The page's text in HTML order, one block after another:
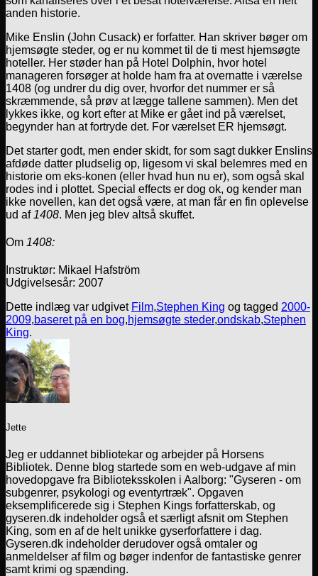
anden historie.
Mike Enslin (John Cusack) er forfatter. Han skriver bøger om
hjemsøgte steder, og er nu kommet til de ti mest hjemsøgte
hoteller. Her støder han på Hotel Dolphin, hvor hotel
manageren forsøger at holde ham fra at overnatte i værelse
1408 (og undrer du dig over, hvorfor det nummer er så
skræmmende, så prøv at lægge tallene sammen). Men det
lykkes ikke, og kort efter at Mike er gået ind på værelset,
begynder han at fortryde det. For værelset ER hjemsøgt.
Det starter godt, men ender skidt, for som sagt dukker Enslins
afdøde datter pludselig op, ligesom vi skal belemres med en
historie om eks-konen (eller hvad hun nu er), som også skal
rodes ind i plottet. Special effects er dog ok, og kender man
ikke novellen, kan det også være, at man får en fin oplevelse
ud af 1408. Men jeg blev altså skuffet.
Om 1408:
Instruktør: Mikael Hafström
Udgivelsesår: 2007
Dette indlæg var udgivet Film,Stephen King og tagged 2000-
2009,baseret på en bog,hjemsøgte steder,ondskab,Stephen
King.
Jette
Jeg er uddannet bibliotekar og arbejder på Horsens
Bibliotek. Denne blog startede som en web-udgave af min
hovedopgave fra Biblioteksskolen i Aalborg: "Gyseren - om
subgenrer, psykologi og eventyrtræk". Opgaven
eksemplificerede sig i Stephen Kings forfatterskab, og
gyseren.dk indeholder også et særligt afsnit om Stephen
King, som en af de helt unikke gyserforfattere i dag.
Gyseren.dk indeholder derudover også omtaler og
anmeldelser af film og bøger indenfor de fantastiske genrer
samt krimi og spænding.